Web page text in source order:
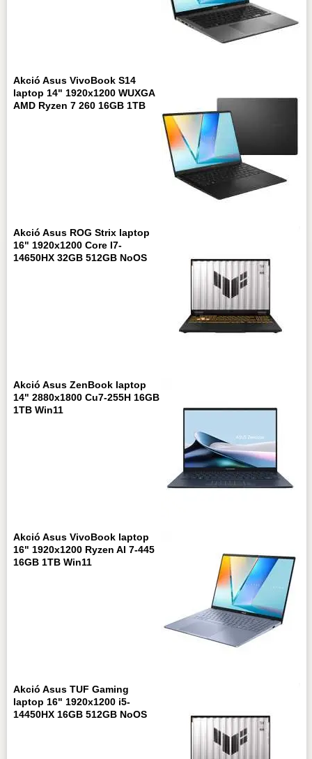
Akció Asus VivoBook S14
laptop 14" 1920x1200 WUXGA
AMD Ryzen 7 260 16GB 1TB
Akció Asus ROG Strix laptop
16" 1920x1200 Core I7-
14650HX 32GB 512GB NoOS
Akció Asus ZenBook laptop
14" 2880x1800 Cu7-255H 16GB
1TB Win11
Akció Asus VivoBook laptop
16" 1920x1200 Ryzen AI 7-445
16GB 1TB Win11
Akció Asus TUF Gaming
laptop 16" 1920x1200 i5-
14450HX 16GB 512GB NoOS